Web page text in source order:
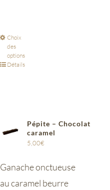
Choix
des
options
Détails
Pépite – Chocolat
caramel
5,00€
Ganache onctueuse
au caramel beurre